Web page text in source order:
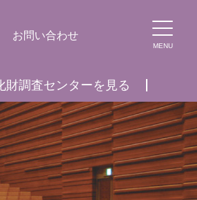
お問い合わせ
財調査センターを見る
MENU